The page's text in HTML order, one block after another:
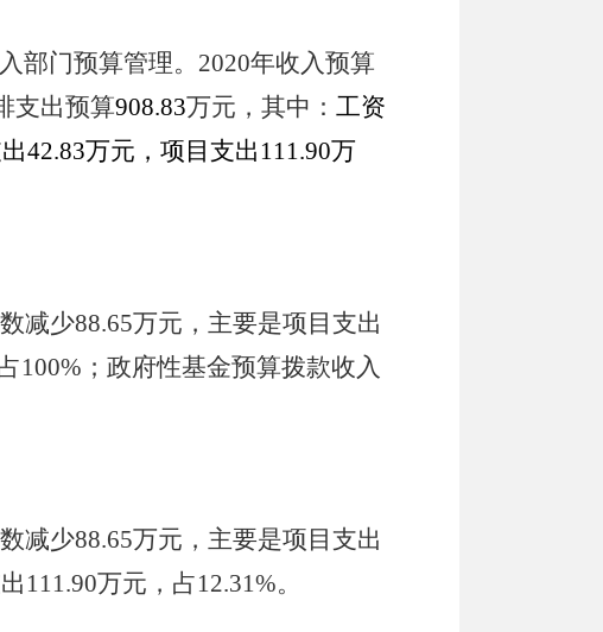
部门预算管理。2020年收入预算
支出预算908.83万元，其中： 工资
42.83万元，项目支出 111.90万
减少88.65万元，主要是项目支出
100% ；政府性基金预算拨款收入
减少88.65万元，主要是项目支出
111.90万元 ，占12.31%。